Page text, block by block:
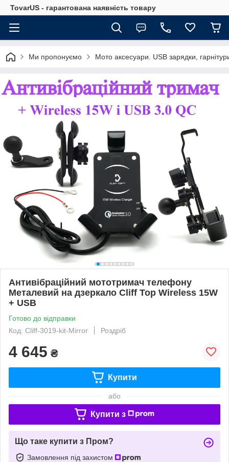
TovarUS - гарантована наявність товару
Ми пропонуємо Мото аксесуари. USB зарядки,
Антивібраційний мототримач телефону
Металевий на дзеркало Cliff Top Wireless 15W
+ USB
Готово до відправки
Код: Cliff-3019-kit-Mirror
Роздріб
4 645 ₴
Купити
або
Купити з
Що таке купити з Пром?
Замовлення під захистом